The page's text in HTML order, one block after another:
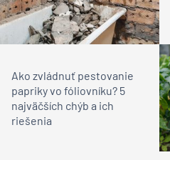
Ako zvládnuť pestovanie
papriky vo fóliovníku? 5
najväčších chýb a ich
riešenia